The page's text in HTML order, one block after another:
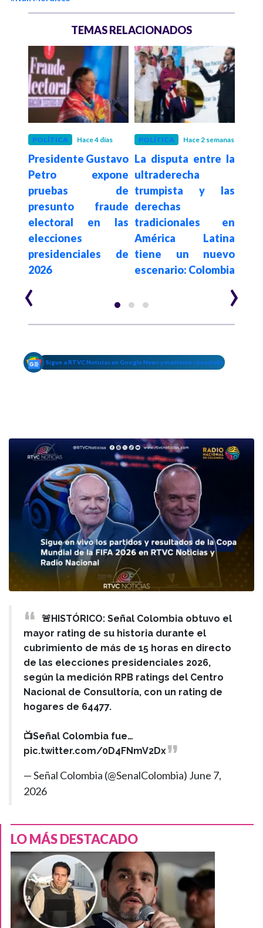
TEMAS RELACIONADOS
POLÍTICA Hace 4 días
Presidente Gustavo
Petro expone
pruebas de
presunto fraude
electoral en las
elecciones
presidenciales de
2026
POLÍTICA Hace 2 semanas
La disputa entre la
ultraderecha
trumpista y las
derechas
tradicionales en
América Latina
tiene un nuevo
escenario: Colombia
‹ ›
Sigue a RTVC Noticias en Google News y mantente conectado
🚨HISTÓRICO: Señal Colombia obtuvo el
mayor rating de su historia durante el
cubrimiento de más de 15 horas en directo
de las elecciones presidenciales 2026,
según la medición RPB ratings del Centro
Nacional de Consultoría, con un rating de
hogares de 64477.
📺Señal Colombia fue…
pic.twitter.com/0D4FNmV2Dx
— Señal Colombia (@SenalColombia) June 7,
2026
LO MÁS DESTACADO